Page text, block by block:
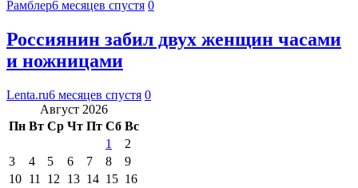
Рамблер6 месяцев спустя 0
Россиянин забил двух женщин часами
и ножницами
Lenta.ru6 месяцев спустя 0
Август 2026
Пн Вт Ср Чт Пт Сб Вс
1
2
3
4 5 6 7 8
9
10 11 12 13 14 15 16